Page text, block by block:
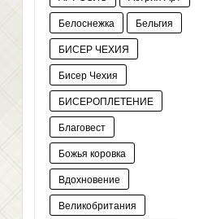
Белоснежка
Бельгия
БИСЕР ЧЕХИЯ
Бисер Чехия
БИСЕРОПЛЕТЕНИЕ
Благовест
Божья коровка
Вдохновение
Великобритания